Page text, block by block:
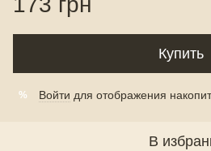
Купить
% Войти для отображения
В